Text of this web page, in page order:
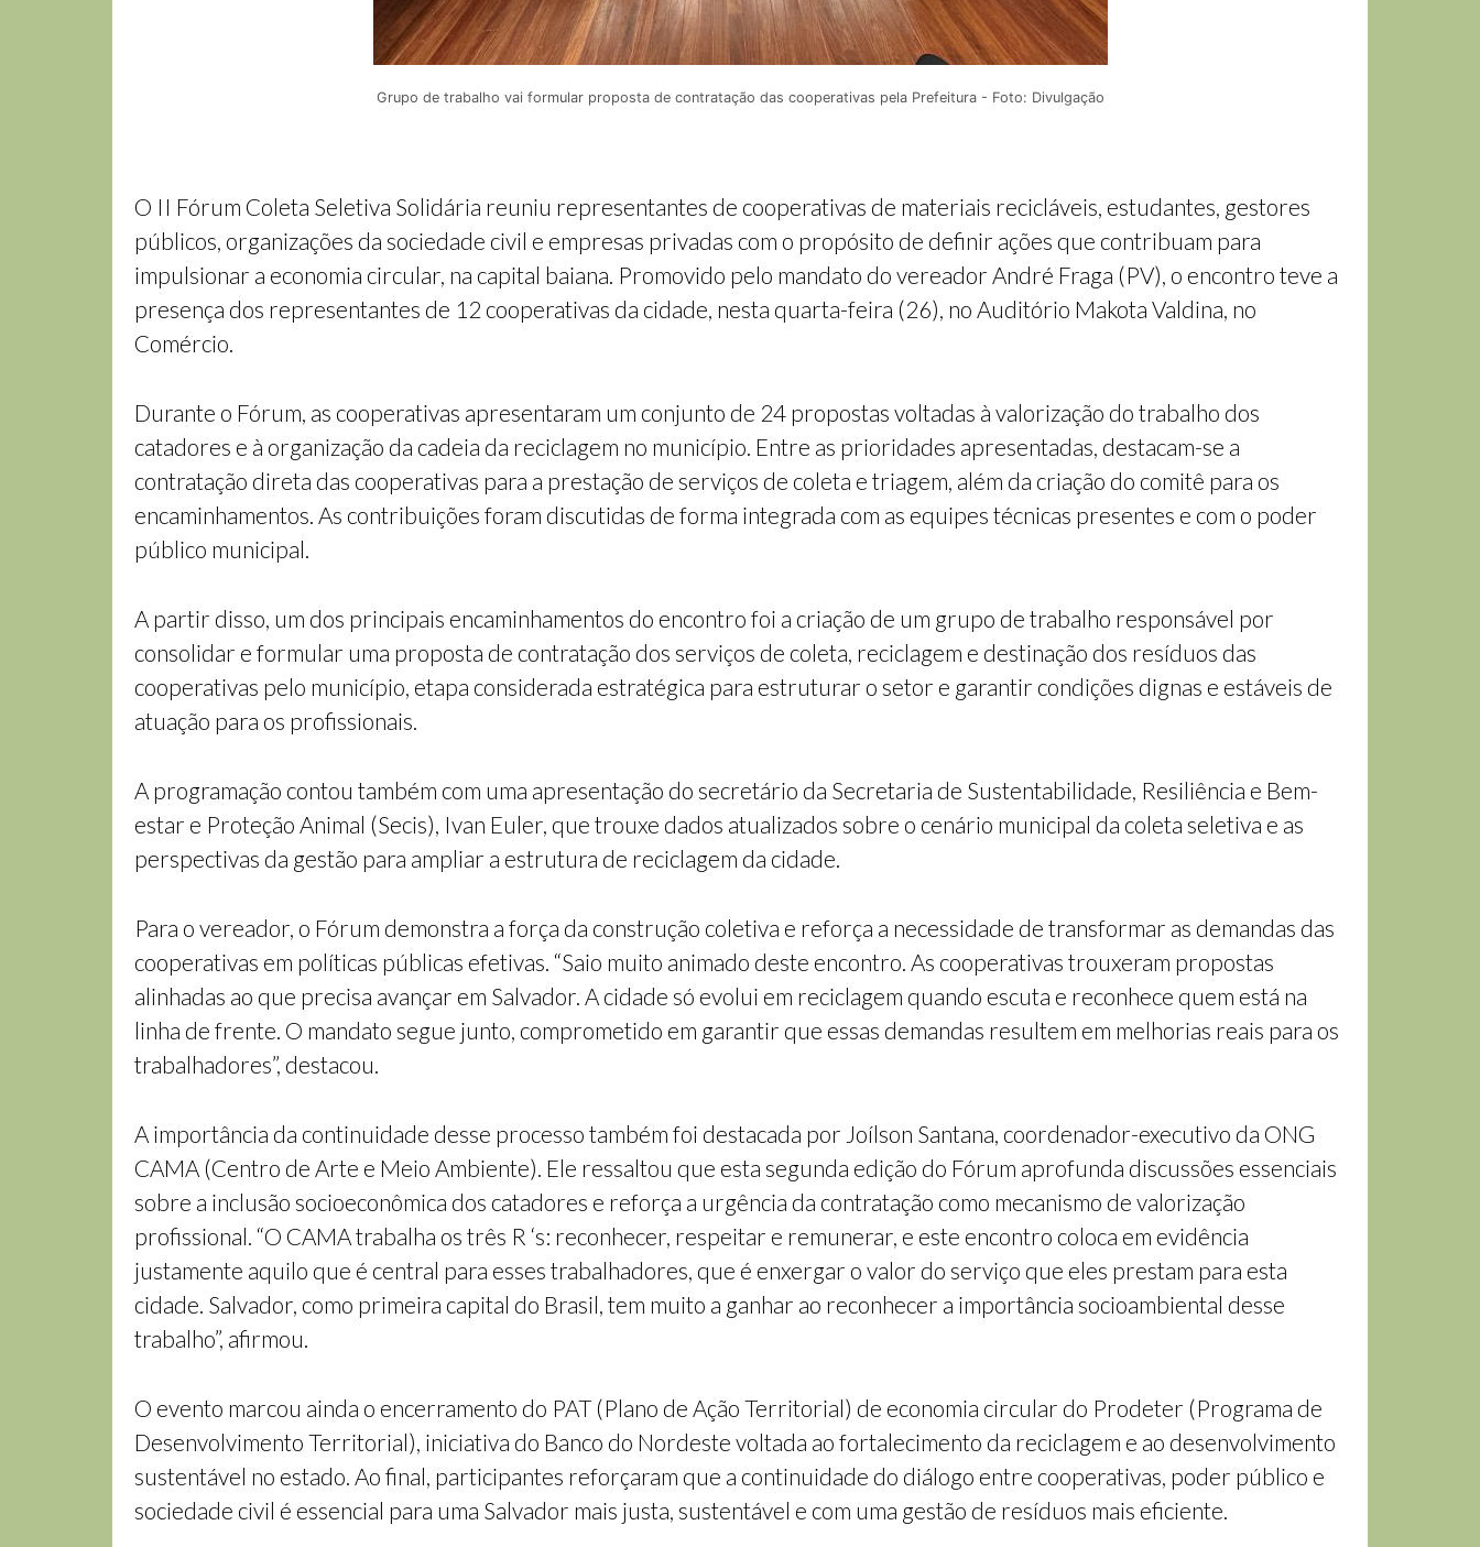
Grupo de trabalho vai formular proposta de contratação das cooperativas pela Prefeitura - Foto: Divulgação
O II Fórum Coleta Seletiva Solidária reuniu representantes de cooperativas de materiais recicláveis, estudantes, gestores
públicos, organizações da sociedade civil e empresas privadas com o propósito de definir ações que contribuam para
impulsionar a economia circular, na capital baiana. Promovido pelo mandato do vereador André Fraga (PV), o encontro teve a
presença dos representantes de 12 cooperativas da cidade, nesta quarta-feira (26), no Auditório Makota Valdina, no
Comércio.
Durante o Fórum, as cooperativas apresentaram um conjunto de 24 propostas voltadas à valorização do trabalho dos
catadores e à organização da cadeia da reciclagem no município. Entre as prioridades apresentadas, destacam-se a
contratação direta das cooperativas para a prestação de serviços de coleta e triagem, além da criação do comitê para os
encaminhamentos. As contribuições foram discutidas de forma integrada com as equipes técnicas presentes e com o poder
público municipal.
A partir disso, um dos principais encaminhamentos do encontro foi a criação de um grupo de trabalho responsável por
consolidar e formular uma proposta de contratação dos serviços de coleta, reciclagem e destinação dos resíduos das
cooperativas pelo município, etapa considerada estratégica para estruturar o setor e garantir condições dignas e estáveis de
atuação para os profissionais.
A programação contou também com uma apresentação do secretário da Secretaria de Sustentabilidade, Resiliência e Bem-
estar e Proteção Animal (Secis), Ivan Euler, que trouxe dados atualizados sobre o cenário municipal da coleta seletiva e as
perspectivas da gestão para ampliar a estrutura de reciclagem da cidade.
Para o vereador, o Fórum demonstra a força da construção coletiva e reforça a necessidade de transformar as demandas das
cooperativas em políticas públicas efetivas. “Saio muito animado deste encontro. As cooperativas trouxeram propostas
alinhadas ao que precisa avançar em Salvador. A cidade só evolui em reciclagem quando escuta e reconhece quem está na
linha de frente. O mandato segue junto, comprometido em garantir que essas demandas resultem em melhorias reais para os
trabalhadores”, destacou.
A importância da continuidade desse processo também foi destacada por Joílson Santana, coordenador-executivo da ONG
CAMA (Centro de Arte e Meio Ambiente). Ele ressaltou que esta segunda edição do Fórum aprofunda discussões essenciais
sobre a inclusão socioeconômica dos catadores e reforça a urgência da contratação como mecanismo de valorização
profissional. “O CAMA trabalha os três R ‘s: reconhecer, respeitar e remunerar, e este encontro coloca em evidência
justamente aquilo que é central para esses trabalhadores, que é enxergar o valor do serviço que eles prestam para esta
cidade. Salvador, como primeira capital do Brasil, tem muito a ganhar ao reconhecer a importância socioambiental desse
trabalho”, afirmou.
O evento marcou ainda o encerramento do PAT (Plano de Ação Territorial) de economia circular do Prodeter (Programa de
Desenvolvimento Territorial), iniciativa do Banco do Nordeste voltada ao fortalecimento da reciclagem e ao desenvolvimento
sustentável no estado. Ao final, participantes reforçaram que a continuidade do diálogo entre cooperativas, poder público e
sociedade civil é essencial para uma Salvador mais justa, sustentável e com uma gestão de resíduos mais eficiente.